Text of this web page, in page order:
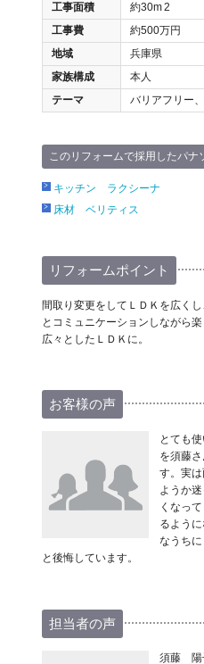
工事面積
約30m2
工事費
約500万円
地域
兵庫県
家族構成
本人
テーマ
バリアフリー
このリフォームで採用したパナ
キッチン ラクシーナ
床材 ベリティス
リフォームポイント
間取り変更をしてＬＤＫを広く
とコミュニケーションしながら
広々としたＬＤＫに。
お客様の声
とても
を須藤
す。実
ようか
くなっ
るよう
なうち
と後悔しています。
担当者の声
須藤 陽